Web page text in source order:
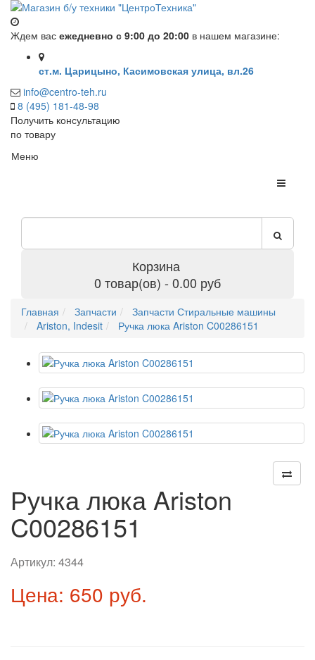
Ждем вас ежедневно с 9:00 до 20:00 в нашем магазине:
ст.м. Царицыно, Касимовская улица, вл.26
info@centro-teh.ru
8 (495) 181-48-98
Получить консультацию
по товару
Меню
Корзина
0 товар(ов) - 0.00 руб
Главная Запчасти
Запчасти Стиральные машины
Ariston, Indesit
Ручка люка Ariston C00286151
Ручка люка Ariston
C00286151
Артикул: 4344
Цена: 650 руб.